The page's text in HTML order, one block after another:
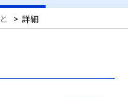
> 詳細